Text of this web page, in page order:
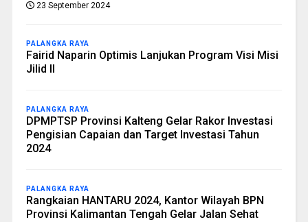
23 September 2024
PALANGKA RAYA
Fairid Naparin Optimis Lanjukan Program Visi Misi
Jilid II
PALANGKA RAYA
DPMPTSP Provinsi Kalteng Gelar Rakor Investasi
Pengisian Capaian dan Target Investasi Tahun
2024
PALANGKA RAYA
Rangkaian HANTARU 2024, Kantor Wilayah BPN
Provinsi Kalimantan Tengah Gelar Jalan Sehat